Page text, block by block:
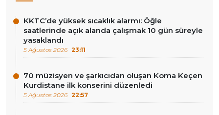
KKTC’de yüksek sıcaklık alarmı: Öğle
saatlerinde açık alanda çalışmak 10 gün süreyle
yasaklandı
5 Ağustos 2026 23:11
70 müzisyen ve şarkıcıdan oluşan Koma Keçen
Kurdistane ilk konserini düzenledi
5 Ağustos 2026 22:57